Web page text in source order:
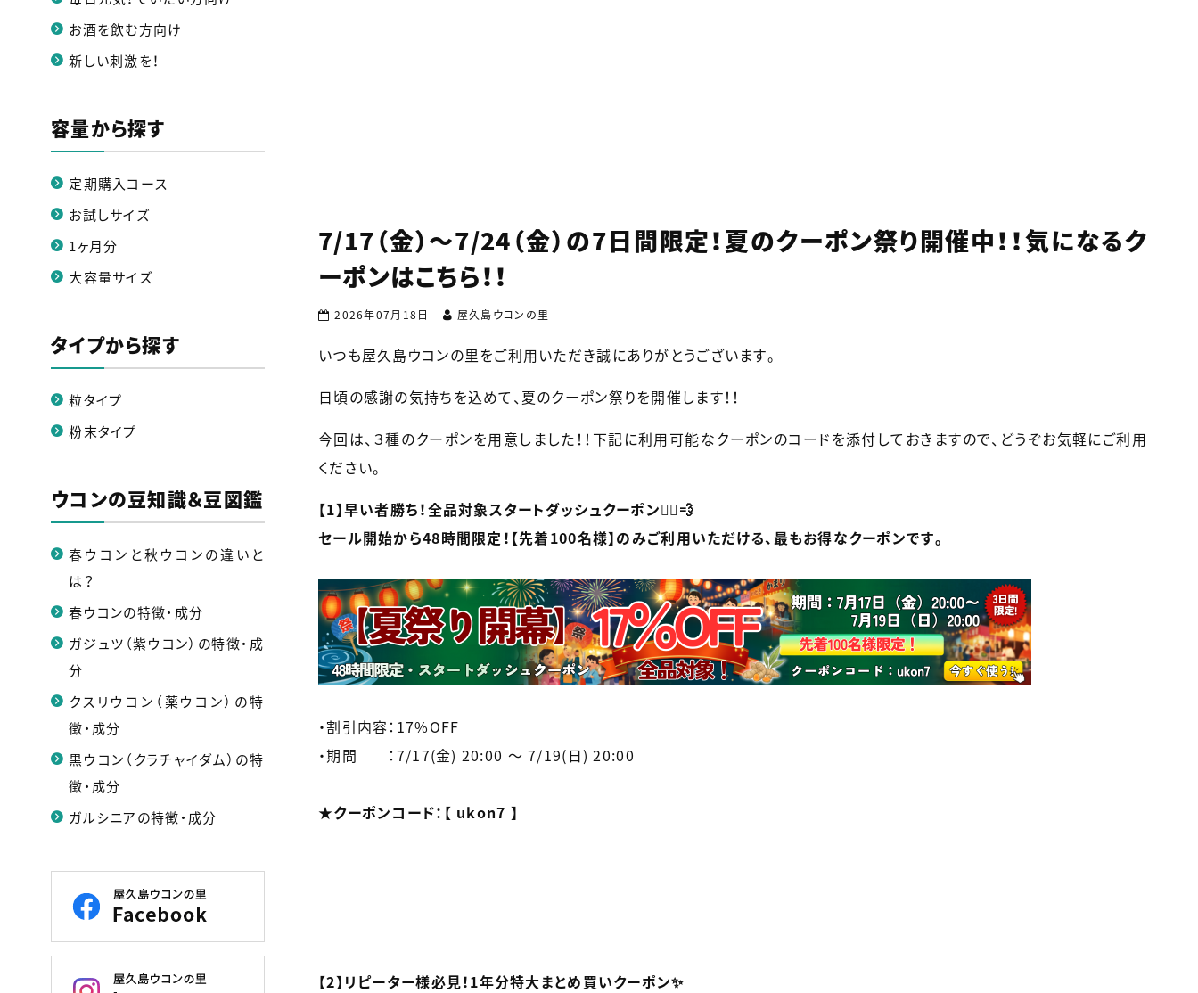
7/17（金）〜7/24（金）の7日間限定！夏のクーポン祭り開催中！！気になるク
ーポンはこちら！！
2026年07月18日 屋久島ウコンの里
いつも屋久島ウコンの里をご利用いただき誠にありがとうございます。
日頃の感謝の気持ちを込めて、夏のクーポン祭りを開催します！！
今回は、３種のクーポンを用意しました！！下記に利用可能なクーポンのコードを添付しておきますので、どうぞお気軽にご利用
ください。
【1】早い者勝ち！全品対象スタートダッシュクーポン🏃‍♂️💨
セール開始から48時間限定！【先着100名様】のみご利用いただける、最もお得なクーポンです。
・割引内容：17%OFF
・期間 ：7/17(金) 20:00 〜 7/19(日) 20:00
★クーポンコード：【 ukon7 】
【2】リピーター様必見！1年分特大まとめ買いクーポン✨
お酒を飲む方向け
新しい刺激を！
容量から探す
定期購入コース
お試しサイズ
1ヶ月分
大容量サイズ
タイプから探す
粒タイプ
粉末タイプ
ウコンの豆知識＆豆図鑑
春ウコンと秋ウコンの違いと
は？
春ウコンの特徴・成分
ガジュツ（紫ウコン）の特徴・成
分
クスリウコン（薬ウコン）の特
徴・成分
黒ウコン（クラチャイダム）の特
徴・成分
ガルシニアの特徴・成分